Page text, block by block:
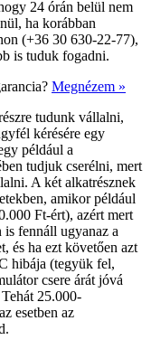
24 órán belül nem
ha korábban
(+36 30 630-22-77),
is tuduk fogadni.
Megnézem »
tudunk vállalni,
kérésére egy
például a
tudjuk cserélni, mert
A két alkatrésznek
amikor például
Ft-ért), azért mert
fennáll ugyanaz a
és ha ezt követően azt
hibája (tegyük fel,
csere árát jóvá
25.000-
esetben az